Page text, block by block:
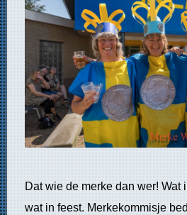
Dat wie de merke dan wer! Wat
wat in feest. Merkekommisje